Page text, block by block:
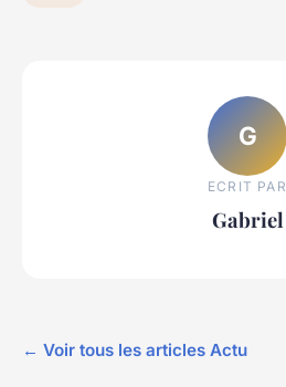
G
ECRIT PAR
Gabriel
← Voir tous les articles Actu